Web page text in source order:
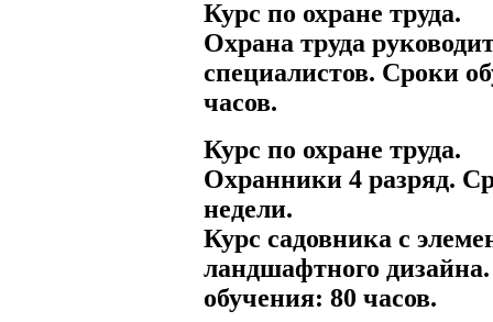
Курс по охране труда.
Охрана труда
специалистов. Сроки
часов.
Курс по охране труда.
Охранники 4 разряд.
недели.
Курс садовника с
ландшафтного
обучения: 80 часов.